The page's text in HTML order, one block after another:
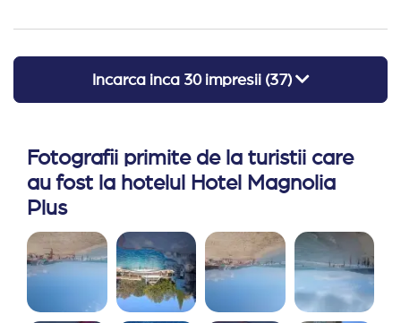
Incarca inca 30impresii (37)
Fotografii primite de la turistii care
au fost la hotelul Hotel Magnolia
Plus